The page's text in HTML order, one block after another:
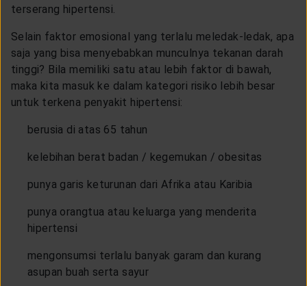
terserang hipertensi.
Selain faktor emosional yang terlalu meledak-ledak, apa
saja yang bisa menyebabkan munculnya tekanan darah
tinggi? Bila memiliki satu atau lebih faktor di bawah,
maka kita masuk ke dalam kategori risiko lebih besar
untuk terkena penyakit hipertensi:
berusia di atas 65 tahun
kelebihan berat badan / kegemukan / obesitas
punya garis keturunan dari Afrika atau Karibia
punya orangtua atau keluarga yang menderita
hipertensi
mengonsumsi terlalu banyak garam dan kurang
asupan buah serta sayur